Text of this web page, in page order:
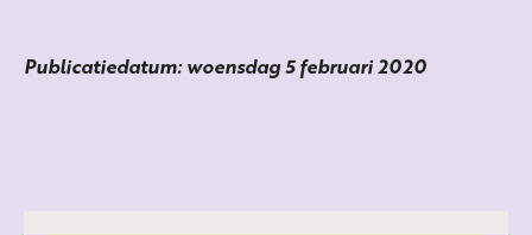
Publicatiedatum: woensdag 5 februari 2020